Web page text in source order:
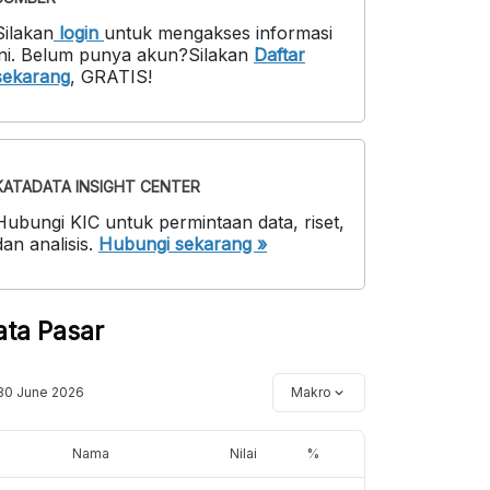
login untuk mengakses informasi
. Belum punya akun?Silakan Daftar
, GRATIS!
INSIGHT CENTER
KIC untuk permintaan data, riset,
analisis. Hubungi sekarang »
Pasar
June 2026 Makro
Nama Nilai %